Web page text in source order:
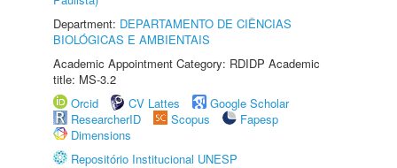
Department: DEPARTAMENTO DE CIÊNCIAS
BIOLÓGICAS E AMBIENTAIS
Academic Appointment Category: RDIDP Academic
title: MS-3.2
Orcid
CV Lattes
Google Scholar
ResearcherID
Scopus
Fapesp
Dimensions
Repositório Institucional UNESP